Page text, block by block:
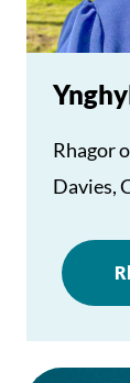
Rhagor
Davies,